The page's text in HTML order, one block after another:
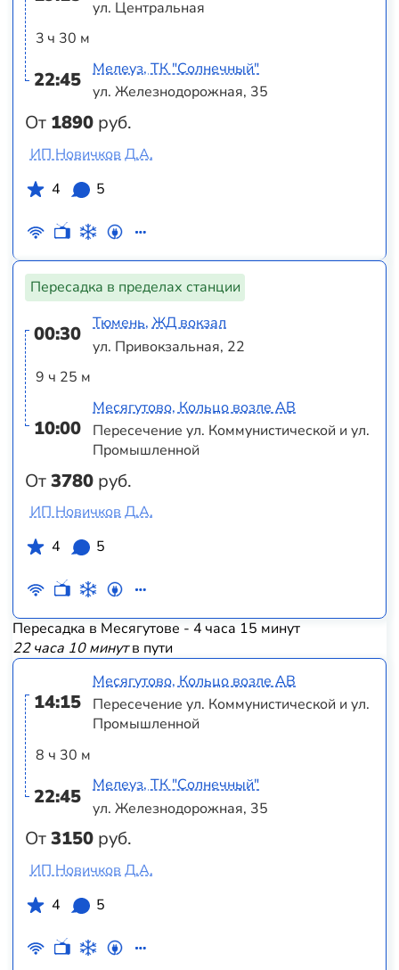
3 ч 30 м
22:45
От 1890 руб.
ул. Центральная
Мелеуз, ТК "Солнечный"
ул. Железнодорожная, 35
ИП Новичков Д.А.
4
5
Пересадка в пределах станции
00:30
9 ч 25 м
10:00
От3780 руб.
Тюмень, ЖД вокзал
ул. Привокзальная, 22
Месягутово, Кольцо возле АВ
Пересечение ул. Коммунистической и ул.
Промышленной
ИП Новичков Д.А.
4
5
Пересадка в Месягутове - 4 часа 15 минут
22 часа 10 минутв пути
14:15
8 ч 30 м
22:45
От3150 руб.
Месягутово, Кольцо возле АВ
Пересечение ул. Коммунистической и ул.
Промышленной
Мелеуз, ТК "Солнечный"
ул. Железнодорожная, 35
ИП Новичков Д.А.
4
5